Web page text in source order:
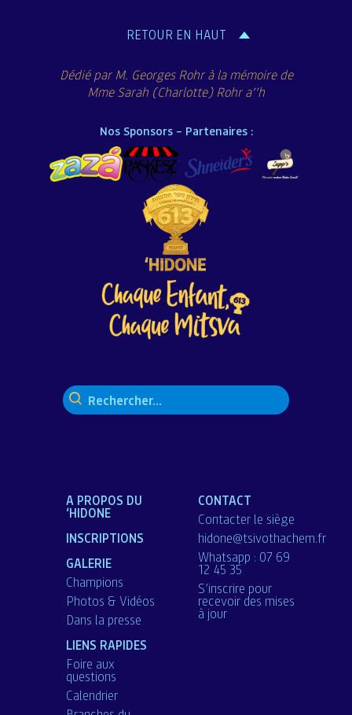
RETOUR EN HAUT
Dédié par M. Georges Rohr à la mémoire de
Mme Sarah (Charlotte) Rohr a’’h
Nos Sponsors – Partenaires :
Rechercher :
A PROPOS DU
‘HIDONE
INSCRIPTIONS
GALERIE
Champions
Photos & Vidéos
Dans la presse
LIENS RAPIDES
Foire aux
questions
Calendrier
CONTACT
Contacter le siège
hidone@tsivothachem.fr
Whatsapp : 07 69
12 45 35
S’inscrire pour
recevoir des mises
à jour